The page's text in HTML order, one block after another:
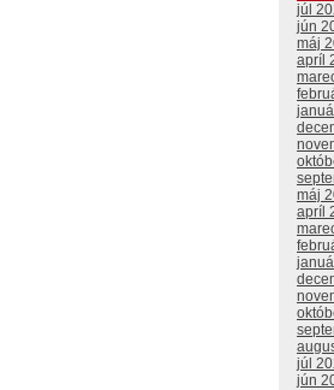
júl
jún
máj
apríl
máj
apríl
júl
jún